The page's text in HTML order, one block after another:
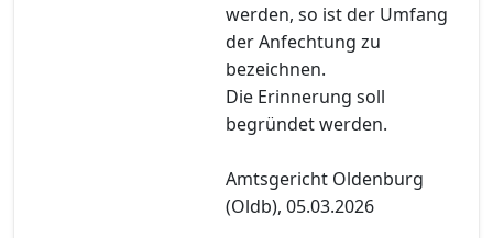
werden, so ist der Umfang
der Anfechtung zu
bezeichnen.
Die Erinnerung soll
begründet werden.
Amtsgericht Oldenburg
(Oldb), 05.03.2026